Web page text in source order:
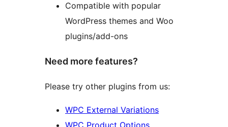
Compatible with popular
WordPress themes and Woo
plugins/add-ons
Need more features?
Please try other plugins from us:
WPC External Variations